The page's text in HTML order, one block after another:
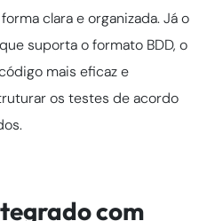
clara e organizada. Já o
suporta o formato BDD, o
mais eficaz e
os testes de acordo
com